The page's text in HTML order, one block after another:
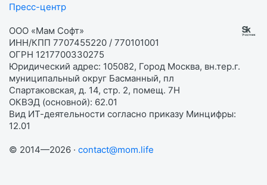
Пресс-центр
ООО «Мам Софт»
ИНН/КПП 7707455220 / 770101001
ОГРН 1217700330275
Юридический адрес: 105082, Город Москва, вн.тер.г.
муниципальный округ Басманный, пл
Спартаковская, д. 14, стр. 2, помещ. 7Н
ОКВЭД (основной): 62.01
Вид ИТ-деятельности согласно приказу Минцифры:
12.01
© 2014—2026 · contact@mom.life